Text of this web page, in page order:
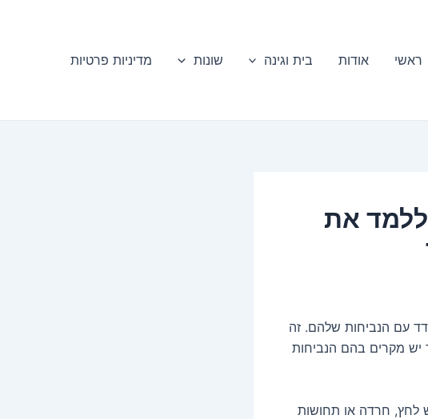
ראשי
אודות בית וגינה שונות מדיניות פרטיות
ללמד את
עם הנביחות שלהם. זה
יש מקרים בהם הנביחות
לחץ, חרדה או תחושות